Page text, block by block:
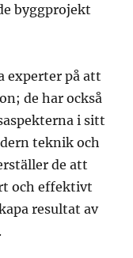
byggprojekt
experter på att
de har också
i sitt
teknik och
de att
och effektivt
resultat av